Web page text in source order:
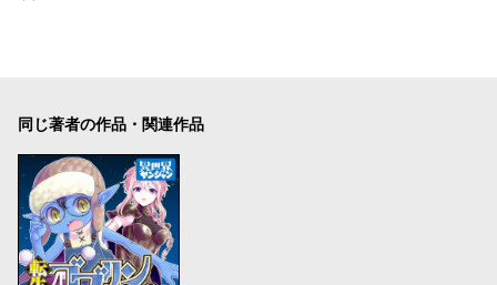
同じ著者の作品・関連作品